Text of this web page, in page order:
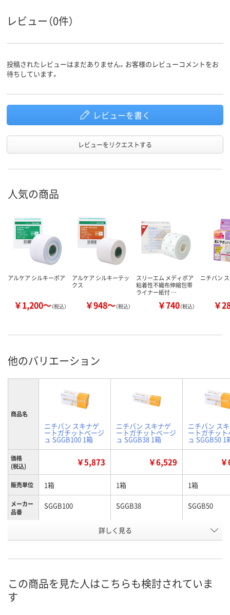
レビュー（0件）
投稿されたレビューはまだありません。お客様のレビューコメントをお
待ちしています。
レビューを書く
レビューをリクエストする
人気の商品
アルケア シルキーポア
￥1,200～（税込）
アルケア シルキーテッ
クス
￥948～（税込）
スリーエム メディポア
粘着性不織布伸縮包帯
ライナー紙付 …
￥740（税込）
ニチバン
￥
他のバリエーション
商品名
ニチバン スキナゲ
ートガチットベージ
ュ SGGB100 1箱
ニチバン スキナゲ
ートガチットベージ
ュ SGGB38 1箱
ニチバン ス
ートガチッ
ュ SGGB50 1
価格
(税込)
￥5,873 ￥6,529
販売単位 1箱 1箱 1箱
メーカー
品番
SGGB100 SGGB38 SGGB50
EH30876 EH30872
8月7日（金）
詳しく見る
この商品を見た人はこちらも検討されていま
す